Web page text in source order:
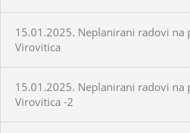
15.01.2025. Neplanirani radovi na
Virovitica
15.01.2025. Neplanirani radovi na
Virovitica -2